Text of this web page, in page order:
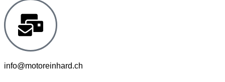
info@motoreinhard.ch